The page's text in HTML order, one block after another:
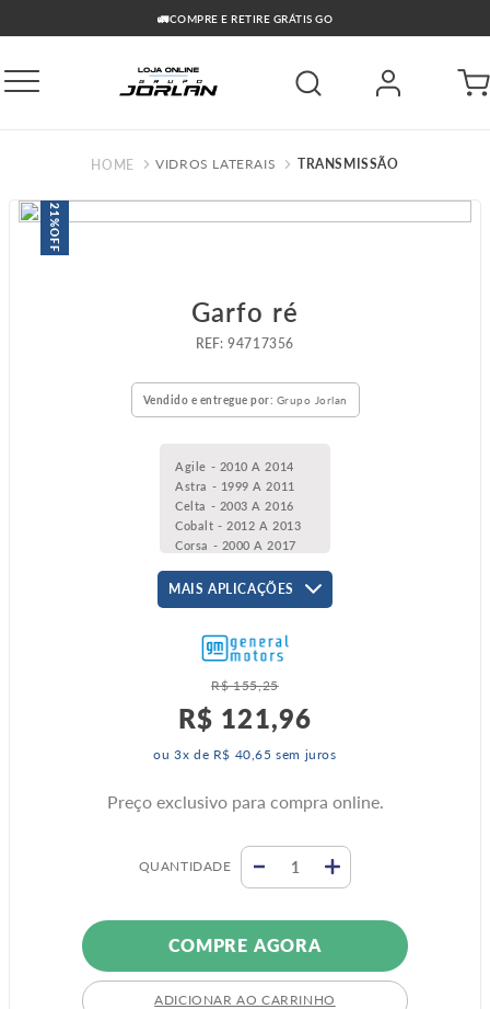
🔥PARCELAMENTO ATÉ 10X SEM JUROS NO CARTÃO
VIDROS LATERAIS TRANSMISSÃO
21%
OFF
Garfo ré
:94717356
Vendido e entregue por: Grupo Jorlan
Agile - 2010 A 2014
Astra - 1999 A 2011
Celta - 2003 A 2016
Cobalt - 2012 A 2013
Corsa - 2000 A 2017
Montana - 2004 A 2013
Spin - 2013 A 2013
Tigra - 1998 A 2000
Vectra - 2004 A 2010
MAIS APLICAÇÕES
R$ 155,25
R$ 121,96
ou3x de R$ 40 ,65 sem juros
Preço exclusivo para compra online.
QUANTIDADE
COMPRE AGORA
ADICIONAR AO CARRINHO